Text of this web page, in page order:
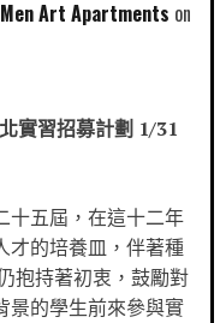
Art Apartments
實習招募計劃 1/31
十五屆，在這十二年
才的培養皿，伴著種
抱持著初衷，鼓勵對
景的學生前來參與實